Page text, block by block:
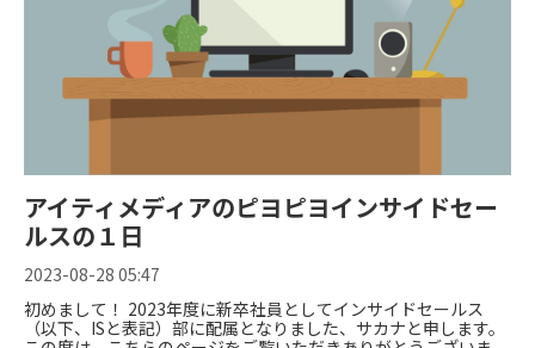
アイティメディアのピヨピヨインサイドセー
ルスの１日
2023-08-28 05:47
初めまして！ 2023年度に新卒社員としてインサイドセールス
（以下、ISと表記）部に配属となりました、サカナと申します。